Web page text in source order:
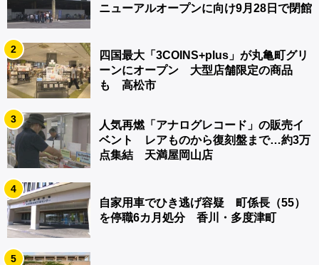
ニューアルオープンに向け9月28日で閉館
2
四国最大「3COINS+plus」が丸亀町グリ
ーンにオープン 大型店舗限定の商品
も 高松市
3
人気再燃「アナログレコード」の販売イ
ベント レアものから復刻盤まで…約3万
点集結 天満屋岡山店
4
自家用車でひき逃げ容疑 町係長（55）
を停職6カ月処分 香川・多度津町
5